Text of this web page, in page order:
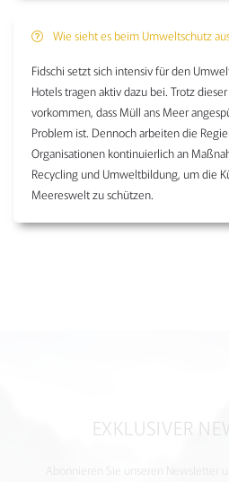
Wie sieht es beim Umweltschutz
Fidschi setzt sich intensiv für den
Hotels tragen aktiv dazu bei. Trotz
vorkommen, dass Müll ans Meer
Problem ist. Dennoch arbeiten die
Organisationen kontinuierlich an
Recycling und Umweltbildung, um die
Meereswelt zu schützen.
EXKLUSIVER
Abonnieren Sie unseren Newsletter